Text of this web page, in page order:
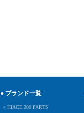
● ブランド一覧
> HIACE 200 PARTS